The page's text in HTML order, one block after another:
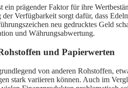
ein prägender Faktor für ihre
Verfügbarkeit sorgt dafür, dass
neu gedrucktes Geld
und Währungsabwertung.
und Papierwerten
von anderen Rohstoffen,
stark variieren können. Auch im